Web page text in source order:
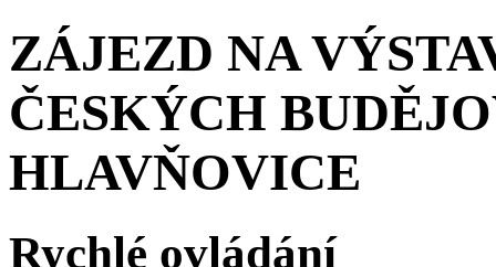
ZÁJEZD NA
ČESKÝCH
HLAVŇOVICE
Rychlé ovládání